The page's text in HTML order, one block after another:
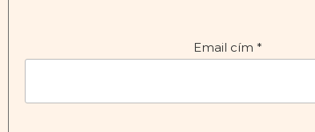
Email cím *